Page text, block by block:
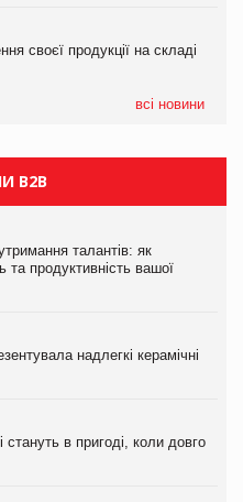
своєї продукції на складі
всі новини
вироби на
своєї продукції на складі
B2B
талантів: як
та продуктивність вашої
надлегкі керамічні
стануть в пригоді, коли довго